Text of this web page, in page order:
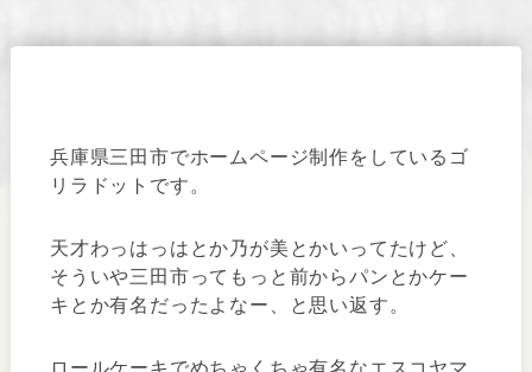
兵庫県三田市でホームページ制作をしているゴ
リラドットです。
天才わっはっはとか乃が美とかいってたけど、
そういや三田市ってもっと前からパンとかケー
キとか有名だったよなー、と思い返す。
ロールケーキでめちゃくちゃ有名なエスコヤマ